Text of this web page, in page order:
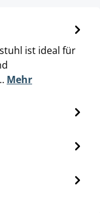
ist ideal für
Mehr